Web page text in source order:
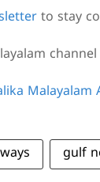
to stay
Malayalam
gulf